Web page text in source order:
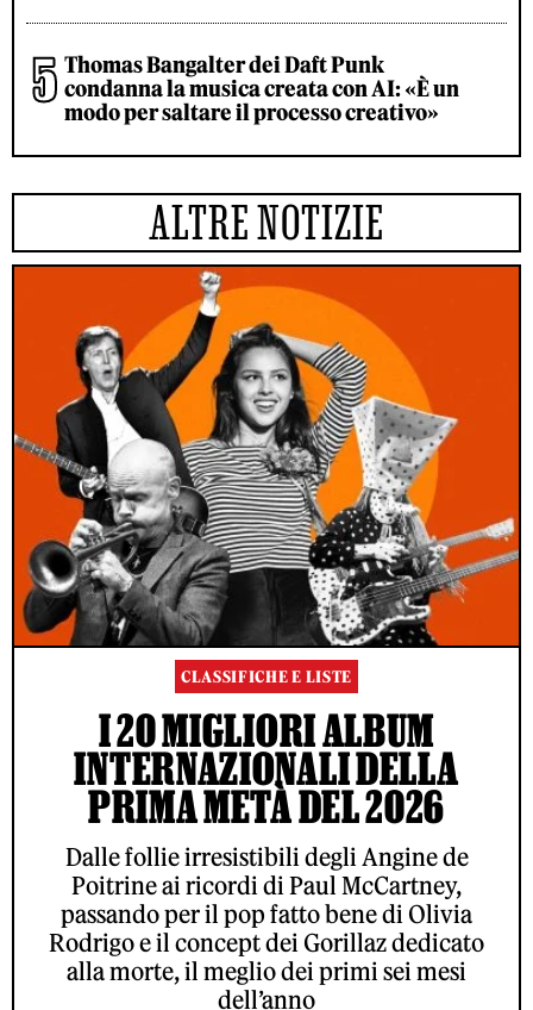
Thomas Bangalter dei Daft Punk
condanna la musica creata con AI: «È un
modo per saltare il processo creativo»
ALTRE NOTIZIE
CLASSIFICHE E LISTE
I 20 MIGLIORI ALBUM
INTERNAZIONALI DELLA
PRIMA METÀ DEL 2026
Dalle follie irresistibili degli Angine de
Poitrine ai ricordi di Paul McCartney,
passando per il pop fatto bene di Olivia
Rodrigo e il concept dei Gorillaz dedicato
alla morte, il meglio dei primi sei mesi
dell’anno